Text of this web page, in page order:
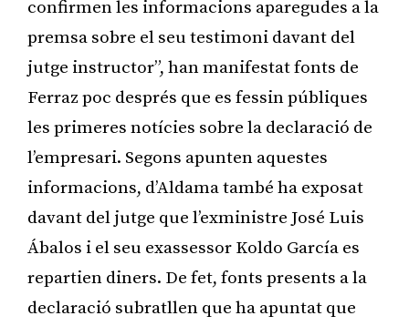
confirmen les informacions aparegudes a la
premsa sobre el seu testimoni davant del
jutge instructor”, han manifestat fonts de
Ferraz poc després que es fessin públiques
les primeres notícies sobre la declaració de
l’empresari. Segons apunten aquestes
informacions, d’Aldama també ha exposat
davant del jutge que l’exministre José Luis
Ábalos i el seu exassessor Koldo García es
repartien diners. De fet, fonts presents a la
declaració subratllen que ha apuntat que